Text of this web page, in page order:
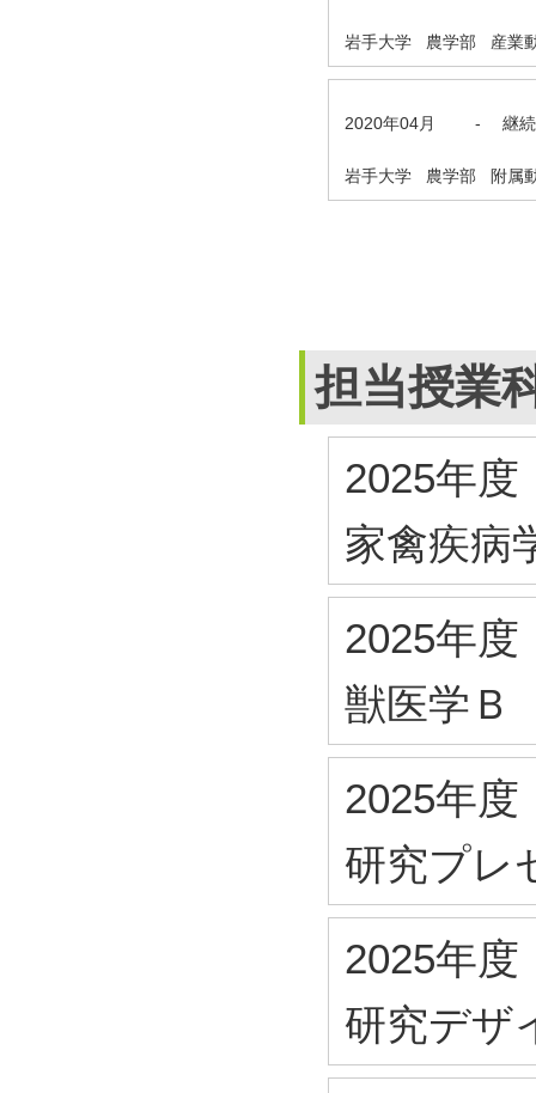
岩手大学 農学部 産業
2020年04月 - 継
岩手大学 農学部 附属
担当授業
2025年度
家禽疾病
2025年度
獣医学Ｂ
2025年度
研究プレ
2025年度
研究デザ